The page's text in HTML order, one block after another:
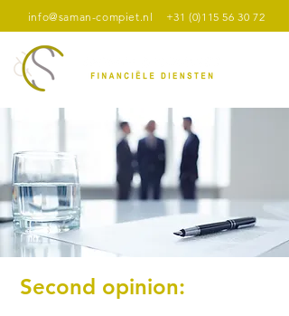
info@saman-compiet.nl +31 (0)115 56 30 72
Second opinion: